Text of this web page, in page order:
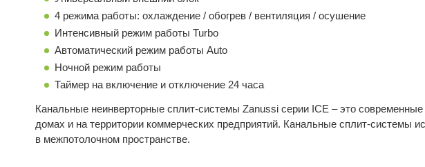
4 режима работы: охлаждение / обогрев / вентиляция / осушение
Интенсивный режим работы Turbo
Автоматический режим работы Auto
Ночной режим работы
Таймер на включение и отключение 24 часа
Канальные неинверторные сплит-системы Zanussi серии ICE – это
домах и на территории коммерческих предприятий. Канальные сплит-системы
в межпотолочном пространстве.